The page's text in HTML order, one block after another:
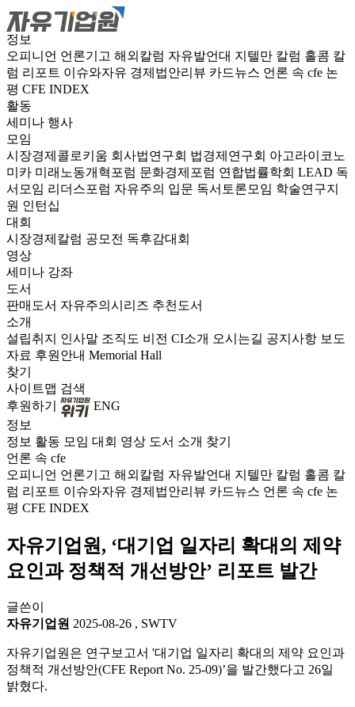
정보
오피니언 언론기고 해외칼럼 자유발언대 지텔만 칼럼 홀콤 칼
럼 리포트 이슈와자유 경제법안리뷰 카드뉴스 언론 속 cfe 논
평 CFE INDEX
활동
세미나 행사
모임
시장경제콜로키움 회사법연구회 법경제연구회 아고라이코노
미카 미래노동개혁포럼 문화경제포럼 연합법률학회 LEAD 독
서모임 리더스포럼 자유주의 입문 독서토론모임 학술연구지
원 인턴십
대회
시장경제칼럼 공모전 독후감대회
영상
세미나 강좌
도서
판매도서 자유주의시리즈 추천도서
소개
설립취지 인사말 조직도 비전 CI소개 오시는길 공지사항 보도
자료 후원안내 Memorial Hall
찾기
사이트맵 검색
후원하기
ENG
정보
정보 활동 모임 대회 영상 도서 소개 찾기
언론 속 cfe
오피니언 언론기고 해외칼럼 자유발언대 지텔만 칼럼 홀콤 칼
럼 리포트 이슈와자유 경제법안리뷰 카드뉴스 언론 속 cfe 논
평 CFE INDEX
자유기업원, ‘대기업 일자리 확대의 제약
요인과 정책적 개선방안’ 리포트 발간
글쓴이
자유기업원 2025-08-26 , SWTV
자유기업원은 연구보고서 '대기업 일자리 확대의 제약 요인과
정책적 개선방안(CFE Report No. 25-09)’을 발간했다고 26일
밝혔다.